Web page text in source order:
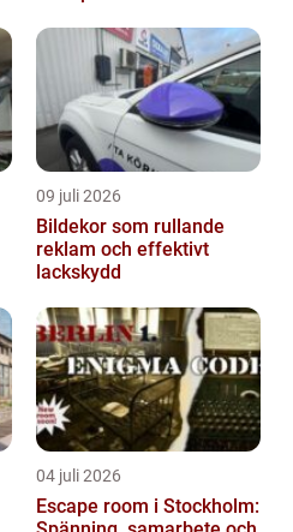
09 juli 2026
Bildekor som rullande
reklam och effektivt
lackskydd
04 juli 2026
Escape room i Stockholm: